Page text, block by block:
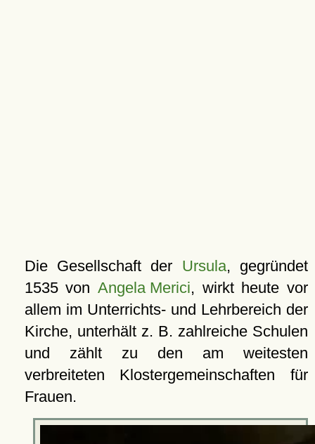
Die Gesellschaft der Ursula, gegründet
1535 vonAngela Merici, wirkt heute vor
allem im Unterrichts- und Lehrbereich der
Kirche, unterhält z. B. zahlreiche Schulen
und zählt zu den am weitesten
verbreiteten Klostergemeinschaften für
Frauen.